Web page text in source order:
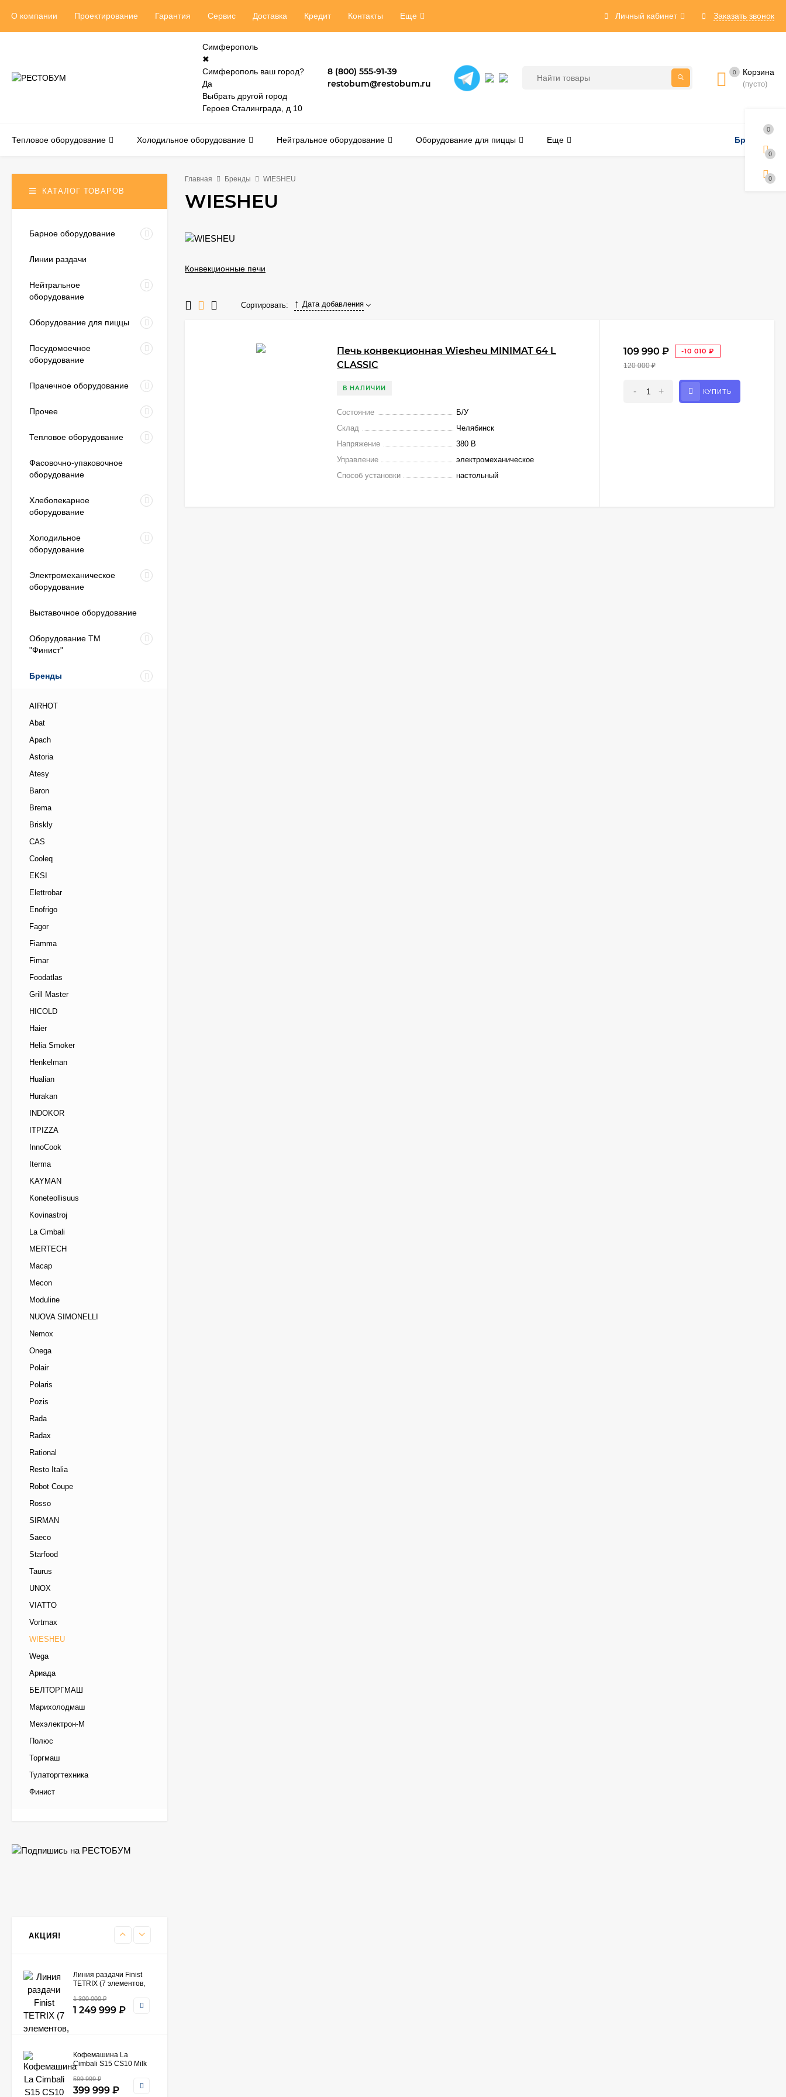
Личный кабинет Заказать звонок
О компании Проектирование Гарантия Сервис Доставка Кредит Контакты Еще
Симферополь
✖
Симферополь ваш город?
Да
Выбрать другой город
Героев Сталинграда, д 10
8 (800) 555-91-39
restobum@restobum.ru
0 Корзина
(пусто)
Бренды
Тепловое оборудование Холодильное оборудование Нейтральное оборудование Оборудование для пиццы Еще
Главная Бренды WIESHEU
WIESHEU
Конвекционные печи
Сортировать: Дата добавления
Печь конвекционная Wiesheu MINIMAT 64 L
CLASSIC
В НАЛИЧИИ
Состояние
Б/У
Склад
Челябинск
Напряжение
380 В
Управление
электромеханическое
Способ установки
настольный
109 990 ₽ -10 010 ₽
120 000₽
- + КУПИТЬ
КАТАЛОГ ТОВАРОВ
Барное оборудование
Линии раздачи
Нейтральное
оборудование
Оборудование для пиццы
Посудомоечное
оборудование
Прачечное оборудование
Прочее
Тепловое оборудование
Фасовочно-упаковочное
оборудование
Хлебопекарное
оборудование
Холодильное
оборудование
Электромеханическое
оборудование
Выставочное оборудование
Оборудование ТМ
"Финист"
Бренды
AIRHOT
Abat
Apach
Astoria
Atesy
Baron
Brema
Briskly
CAS
Cooleq
EKSI
Elettrobar
Enofrigo
Fagor
Fiamma
Fimar
Foodatlas
Grill Master
HICOLD
Haier
Helia Smoker
Henkelman
Hualian
Hurakan
INDOKOR
ITPIZZA
InnoCook
Iterma
KAYMAN
Koneteollisuus
Kovinastroj
La Cimbali
MERTECH
Macap
Mecon
Moduline
NUOVA SIMONELLI
Nemox
Onega
Polair
Polaris
Pozis
Rada
Radax
Rational
Resto Italia
Robot Coupe
Rosso
SIRMAN
Saeco
Starfood
Taurus
UNOX
VIATTO
Vortmax
WIESHEU
Wega
Ариада
БЕЛТОРГМАШ
Марихолодмаш
Мехэлектрон-М
Полюс
Торгмаш
Тулаторгтехника
Финист
АКЦИЯ!
290 990₽
Линия раздачи Finist
TETRIX (7 элементов,
1 300 000₽
1 249 999 ₽
Кофемашина La
Cimbali S15 CS10 Milk
599 999₽
399 999 ₽
0
0
0